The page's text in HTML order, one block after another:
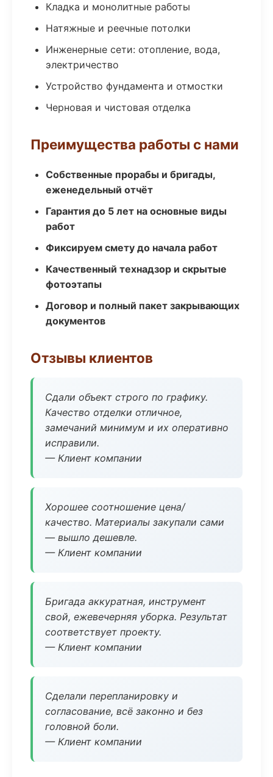
Кладка и монолитные работы
Натяжные и реечные потолки
Инженерные сети: отопление, вода,
электричество
Устройство фундамента и отмостки
Черновая и чистовая отделка
Преимущества работы с нами
Собственные прорабы и бригады,
еженедельный отчёт
Гарантия до 5 лет на основные виды
работ
Фиксируем смету до начала работ
Качественный технадзор и скрытые
фотоэтапы
Договор и полный пакет закрывающих
документов
Отзывы клиентов
Сдали объект строго по графику.
Качество отделки отличное,
замечаний минимум и их оперативно
исправили.
— Клиент компании
Хорошее соотношение цена/
качество. Материалы закупали сами
— вышло дешевле.
— Клиент компании
Бригада аккуратная, инструмент
свой, ежевечерняя уборка. Результат
соответствует проекту.
— Клиент компании
Сделали перепланировку и
согласование, всё законно и без
головной боли.
— Клиент компании